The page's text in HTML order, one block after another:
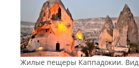
Жилые пещеры Каппадокии. Вид